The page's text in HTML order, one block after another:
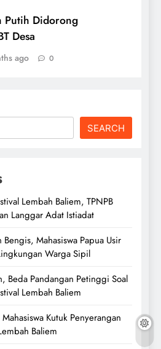
Putih Didorong
Desa
ago 0
SEARCH
Lembah Baliem, TPNPB
Langgar Adat Istiadat
Mahasiswa Papua Usir
Warga Sipil
Beda Pandangan Petinggi Soal
Lembah Baliem
Kutuk Penyerangan
Baliem